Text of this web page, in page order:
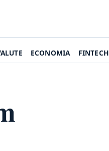
ECONOMIA FINTECH